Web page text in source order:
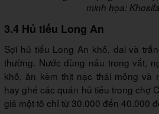
minh họa:
3.4 Hủ tiếu Long An
Sợi hủ tiếu Long An khô, dai và
thường. Nước dùng nấu trong vắt,
khô, ăn kèm thịt nạc thái mỏng và
hay ghé các quán hủ tiếu trong chợ
giá một tô chỉ từ 30.000 đến 40.000